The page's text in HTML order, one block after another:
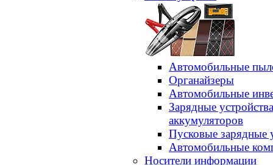
Автомобильные
Органайзеры
Автомобильные
Зарядные
аккумуляторов
Пусковые зарядные
Автомобильные
Носители информации